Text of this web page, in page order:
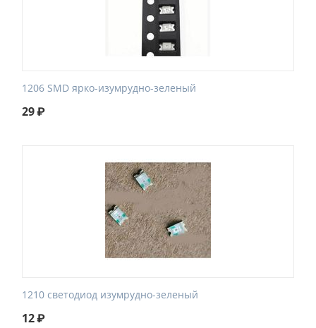
1206 SMD ярко-изумрудно-зеленый
29₽
1210 светодиод изумрудно-зеленый
12₽